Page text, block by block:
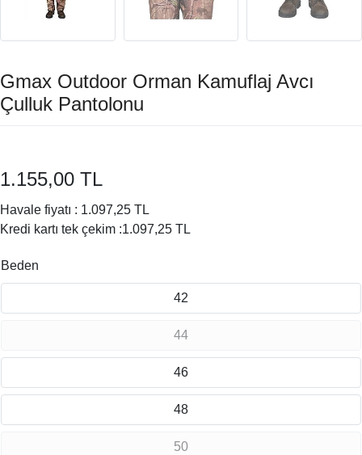
Gmax Outdoor Orman Kamuflaj Avcı
Çulluk Pantolonu
1.155,00 TL
Havale fiyatı : 1.097,25 TL
Kredi kartı tek çekim :1.097,25 TL
Beden
42
44
46
48
50